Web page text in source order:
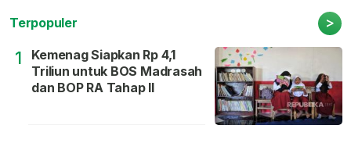
Terpopuler >
1
Kemenag Siapkan Rp 4,1
Triliun untuk BOS Madrasah
dan BOP RA Tahap II